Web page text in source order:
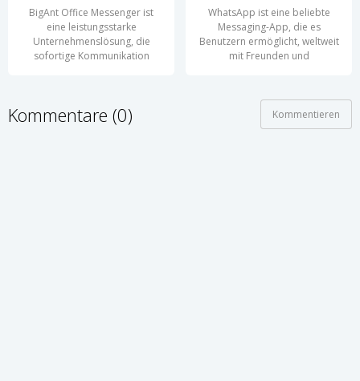
BigAnt Office Messenger ist
eine leistungsstarke
Unternehmenslösung, die
sofortige Kommunikation
WhatsApp ist eine beliebte
Messaging-App, die es
Benutzern ermöglicht, weltweit
mit Freunden und
Kommentare (0) Kommentieren